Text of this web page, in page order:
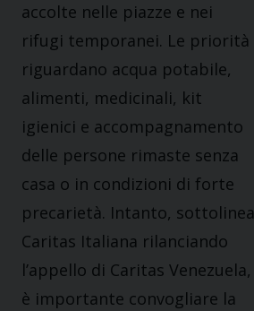
accolte nelle piazze e nei
rifugi temporanei. Le priorità
riguardano acqua potabile,
alimenti, medicinali, kit
igienici e accompagnamento
delle persone rimaste senza
casa o in condizioni di forte
precarietà. Intanto, sottolinea
Caritas Italiana rilanciando
l’appello di Caritas Venezuela,
è importante convogliare la